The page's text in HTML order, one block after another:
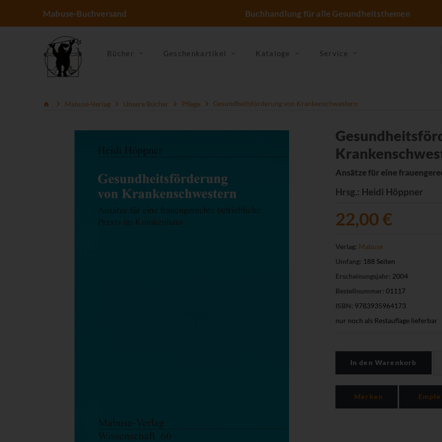
Mabuse-Buchversand Buchhandlung für alle Gesundheitsthemen
Bücher Geschenkartikel Kataloge Service
Mabuse-Verlag Unsere Bücher Pflege Gesundheitsförderung von Krankenschwestern
Ansätze für eine
Hrsg.: Heidi Höppner
22,00 €
Verlag: Mabuse
Umfang: 188 Seiten
Erscheinungsjahr: 2004
Bestellnummer: 01117
ISBN: 9783935964173
nur noch als Restauflage lieferbar
In den Warenkorb
Merken